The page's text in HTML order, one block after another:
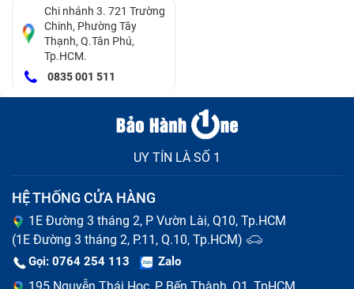
Hình ảnh sau khi chụp xong có chất lượng quá kém.
Không thể lưu ảnh sau khi đã chụp xong.
Không thể sử dụng ứng dụng camera.
Chi nhánh 3. 721 Trường
Chinh, Phường Tây
Thạnh, Q.Tân Phú,
Tp.HCM.
0835 001 511
UY TÍN LÀ SỐ 1
HỆ THỐNG CỬA HÀNG
1E Đường 3 tháng 2, P Vườn Lài, Q10, Tp.HCM
(1E Đường 3 tháng 2, P.11, Q.10, Tp.HCM)
Gọi: 0764 254 113 Zalo